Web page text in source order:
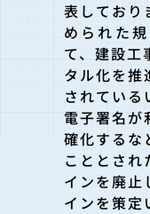
表しており
められた
て、建設工
タル化を推
されている
電子署名が
確化するな
こととされ
インを廃止
インを策定